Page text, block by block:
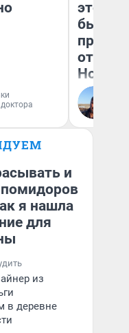
этого
бьет
отзыв
Нолана
и
я нашла
для
из
в деревне